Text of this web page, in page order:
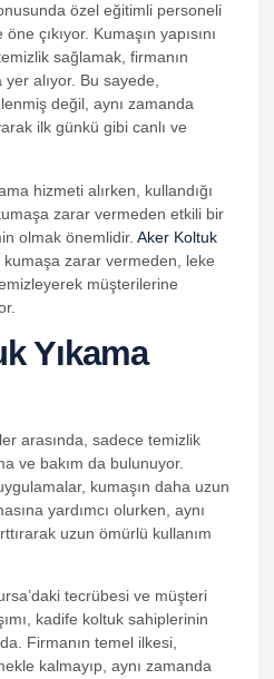
özel eğitimli personeli
çıkıyor. Kumaşın yapısını
sağlamak, firmanın
alıyor. Bu sayede,
değil, aynı zamanda
ilk günkü gibi canlı ve
hizmeti alırken, kullandığı
zarar vermeden etkili bir
olmak önemlidir. Aker Koltuk
kumaşa zarar vermeden, leke
müşterilerine
Yıkama
arasında, sadece temizlik
ve bakım da bulunuyor.
kumaşın daha uzun
yardımcı olurken, aynı
uzun ömürlü kullanım
tecrübesi ve müşteri
kadife koltuk sahiplerinin
Firmanın temel ilkesi,
kalmayıp, aynı zamanda